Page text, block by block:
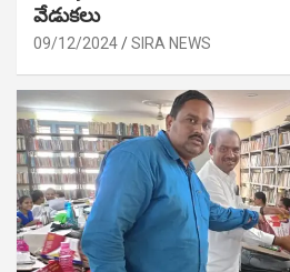
వేడుక‌లు
09/12/2024 SIRA NEWS